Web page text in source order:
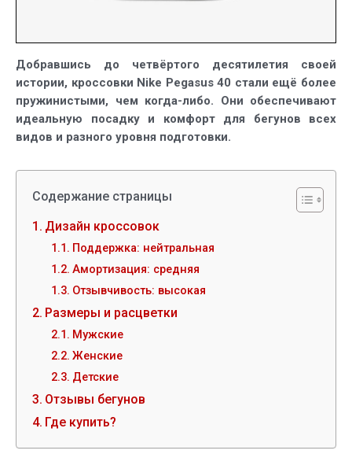
Добравшись до четвёртого десятилетия своей
истории, кроссовки Nike Pegasus 40 стали ещё более
пружинистыми, чем когда-либо. Они обеспечивают
идеальную посадку и комфорт для бегунов всех
видов и разного уровня подготовки.
Содержание страницы
Дизайн кроссовок
Поддержка: нейтральная
Амортизация: средняя
Отзывчивость: высокая
Размеры и расцветки
Мужские
Женские
Детские
Отзывы бегунов
Где купить?